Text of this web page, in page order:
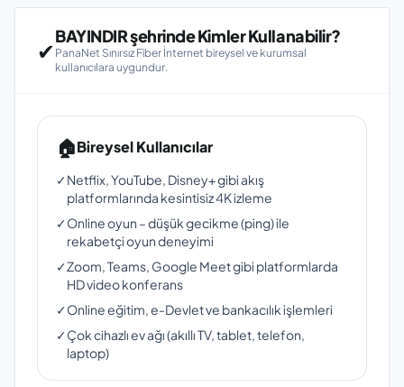
✔
BAYINDIR şehrinde Kimler Kullanabilir?
PanaNet Sınırsız Fiber İnternet bireysel ve kurumsal
kullanıcılara uygundur.
🏠Bireysel Kullanıcılar
✓Netflix, YouTube, Disney+ gibi akış
platformlarında kesintisiz 4K izleme
✓Online oyun – düşük gecikme (ping) ile
rekabetçi oyun deneyimi
✓Zoom, Teams, Google Meet gibi platformlarda
HD video konferans
✓Online eğitim, e-Devlet ve bankacılık işlemleri
✓Çok cihazlı ev ağı (akıllı TV, tablet, telefon,
laptop)